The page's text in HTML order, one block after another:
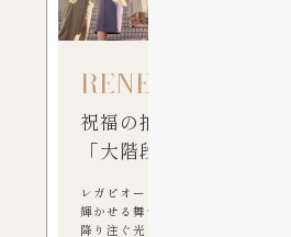
RENEWAL
祝福の拍手に包まれる
「大階段」リニューアル
レガピオーレの大階段が、おふた
輝かせる舞台へと！
降り注ぐ光に包まれながら降り立つ